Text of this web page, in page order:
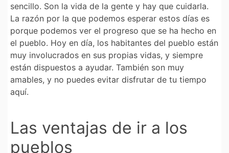
sencillo. Son la vida de la gente y hay que cuidarla.
La razón por la que podemos esperar estos días es
porque podemos ver el progreso que se ha hecho en
el pueblo. Hoy en día, los habitantes del pueblo están
muy involucrados en sus propias vidas, y siempre
están dispuestos a ayudar. También son muy
amables, y no puedes evitar disfrutar de tu tiempo
aquí.
Las ventajas de ir a los
pueblos